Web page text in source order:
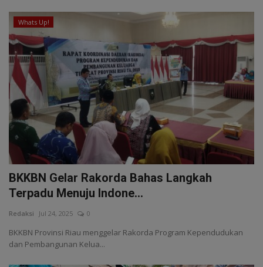
Whats Up!
BKKBN Gelar Rakorda Bahas Langkah
Terpadu Menuju Indone...
Redaksi Jul 24, 2025 0
BKKBN Provinsi Riau menggelar Rakorda Program Kependudukan
dan Pembangunan Kelua...